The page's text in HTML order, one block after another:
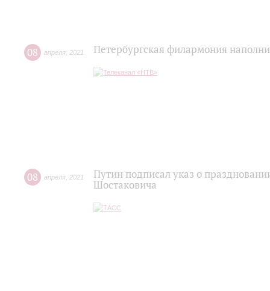
08 апреля 2021 Петербургская филармония
08 апреля 2021
Путин подписал указ о
Шостаковича